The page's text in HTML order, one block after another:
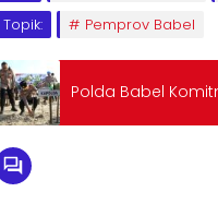
Topik:
Pemprov Babel
Polda Babel